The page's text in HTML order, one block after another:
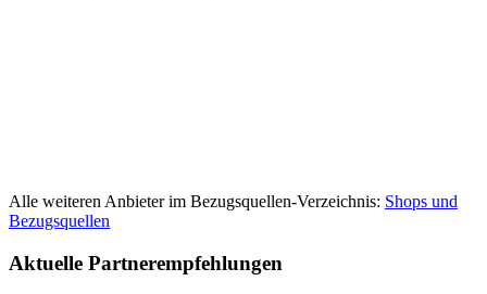
Alle weiteren Anbieter im Bezugsquellen-Verzeichnis: Shops und
Bezugsquellen
Aktuelle Partnerempfehlungen